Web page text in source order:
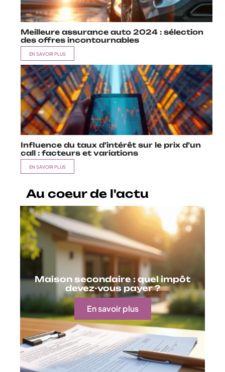
Meilleure assurance auto 2024 : sélection
des offres incontournables
EN SAVOIR PLUS
Influence du taux d’intérêt sur le prix d’un
call : facteurs et variations
EN SAVOIR PLUS
Au coeur de l'actu
Maison secondaire : quel impôt
devez-vous payer ?
En savoir plus